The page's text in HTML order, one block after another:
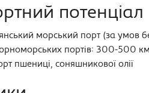
потенціал
морський порт (за умов
портів: 300-500 км
пшениці, соняшникової олії